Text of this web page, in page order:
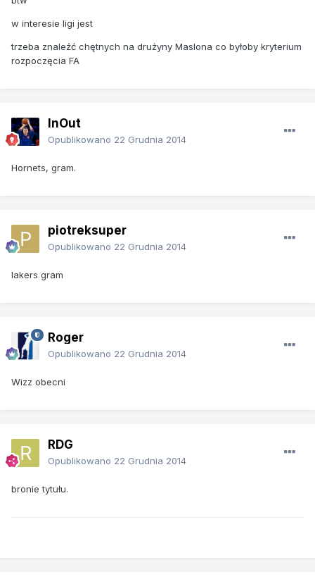
w interesie ligi jest
trzeba znaleźć chętnych na drużyny Maslona co byłoby kryterium
rozpoczęcia FA
InOut
Opublikowano 22 Grudnia 2014
Hornets, gram.
piotreksuper
Opublikowano 22 Grudnia 2014
lakers gram
Roger
Opublikowano 22 Grudnia 2014
Wizz obecni
RDG
Opublikowano 22 Grudnia 2014
bronie tytułu.